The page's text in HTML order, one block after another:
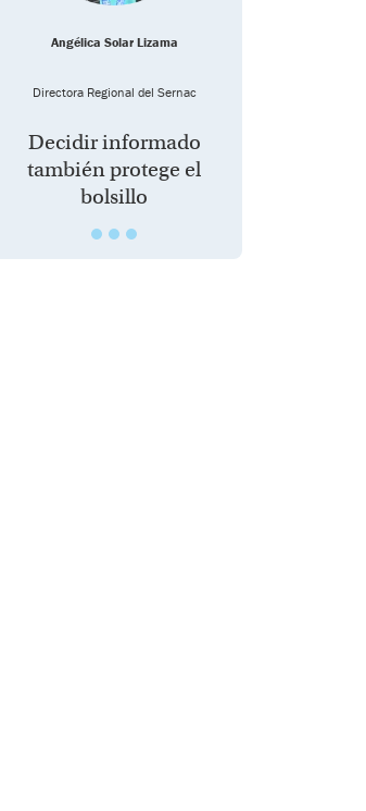
Angélica Solar Lizama
Directora Regional del Sernac
Decidir informado
también protege el
bolsillo